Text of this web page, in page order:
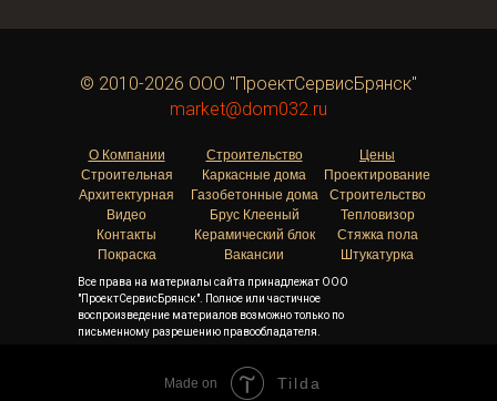
© 2010-2026 ООО "ПроектСервисБрянск"
market@dom032.ru
О Компании
Строительная
Архитектурная
Видео
Контакты
Покраска
Строительство
Каркасные дома
Газобетонные дома
Брус Клееный
Керамический блок
Вакансии
Цены
Проектирование
Строительство
Тепловизор
Стяжка пола
Штукатурка
Все права на материалы сайта принадлежат ООО
"ПроектСервисБрянск". Полное или частичное
воспроизведение материалов возможно только по
письменному разрешению правообладателя.
Made on Tilda